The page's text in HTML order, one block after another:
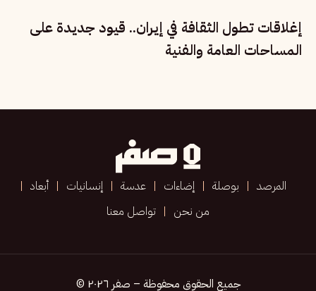
إغلاقات تطول الثقافة في إيران.. قيود جديدة على
المساحات العامة والفنية
المرصد بوصلة إضاءات عدسة إنسانيات
أبعاد
من نحن
تواصل معنا
جميع الحقوق محفوظة – صفر ٢٠٢٦ ©